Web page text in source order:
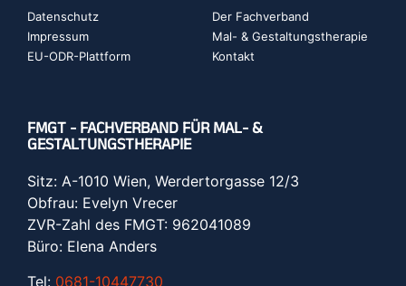
Datenschutz
Impressum
EU-ODR-Plattform
Der Fachverband
Mal- & Gestaltungstherapie
Kontakt
FMGT - FACHVERBAND FÜR MAL- &
GESTALTUNGSTHERAPIE
Sitz: A-1010 Wien, Werdertorgasse 12/3
Obfrau: Evelyn Vrecer
ZVR-Zahl des FMGT: 962041089
Büro: Elena Anders
Tel: 0681-10447730